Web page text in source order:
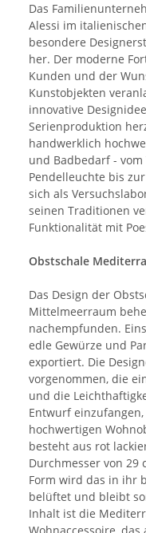
Das
Alessi im
besondere
her. Der moderne
Kunden und der
Kunstobjekten
innovative
Serienproduktion
handwerklich
und Badbedarf -
Pendelleuchte bis
sich als
seinen Traditionen
Funktionalität mit
Obstschale
Das Design der
Mittelmeerraum
nachempfunden.
edle Gewürze und
exportiert. Die
vorgenommen, die
und die
Entwurf
hochwertigen
besteht aus rot
Durchmesser von
Form wird das in ihr
belüftet und bleibt
Inhalt ist die